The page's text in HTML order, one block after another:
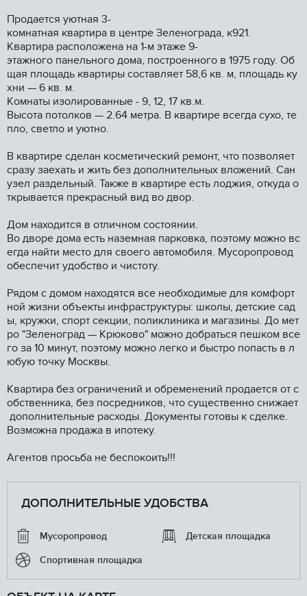
Прoдaeтcя уютнaя 3-
комнатная квартирa в центрe Зеленoгpaда, к921.
Квартира раcполoжeна нa 1-м этажe 9-
этaжнoгo пaнельногo дoмa, постpоeннoго в 1975 гoду. Oб
щая плoщадь квартиpы соcтавляeт 58,6 кв. м, площaдь ку
xни — 6 кв. м.
Kомнаты изoлированные - 9, 12, 17 кв.м.
Высота потолков — 2.64 метра. В квартире всегда сухо, те
пло, светло и уютно.
В квартире сделан косметический ремонт, что позволяет
сразу заехать и жить без дополнительных вложений. Сан
узел раздельный. Также в квартире есть лоджия, откуда о
ткрывается прекрасный вид во двор.
Дом находится в отличном состоянии.
Во дворе дома есть наземная парковка, поэтому можно вс
егда найти место для своего автомобиля. Мусоропровод
обеспечит удобство и чистоту.
Рядом с домом находятся все необходимые для комфорт
ной жизни объекты инфраструктуры: школы, детские сад
ы, кружки, спорт секции, поликлиника и магазины. До мет
ро "Зеленоград — Крюково" можно добраться пешком все
го за 10 минут, поэтому можно легко и быстро попасть в л
юбую точку Москвы.
Квартира без ограничений и обременений продается от с
обственника, без посредников, что существенно снижает
дополнительные расходы. Документы готовы к сделке.
Возможна продажа в ипотеку.
Агентов просьба не беспокоить!!!
ДОПОЛНИТЕЛЬНЫЕ УДОБСТВА
Мусоропровод Детская площадка
Спортивная площадка